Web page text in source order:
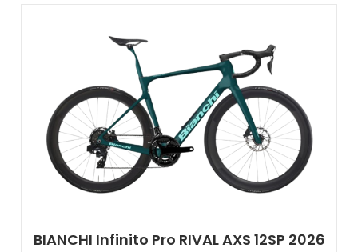
BIANCHI Infinito Pro RIVAL AXS 12SP 2026